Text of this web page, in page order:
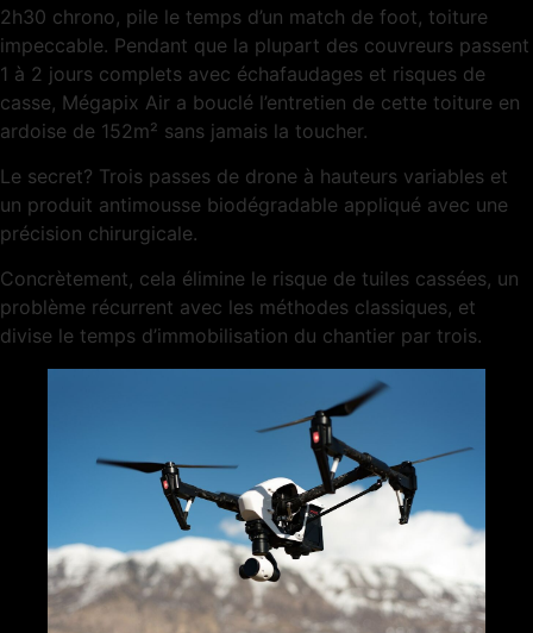
2h30 chrono, pile le temps d’un match de foot, toiture
impeccable. Pendant que la plupart des couvreurs passent
1 à 2 jours complets avec échafaudages et risques de
casse, Mégapix Air a bouclé l’entretien de cette toiture en
ardoise de 152m² sans jamais la toucher.
Le secret? Trois passes de drone à hauteurs variables et
un produit antimousse biodégradable appliqué avec une
précision chirurgicale.
Concrètement, cela élimine le risque de tuiles cassées, un
problème récurrent avec les méthodes classiques, et
divise le temps d’immobilisation du chantier par trois.